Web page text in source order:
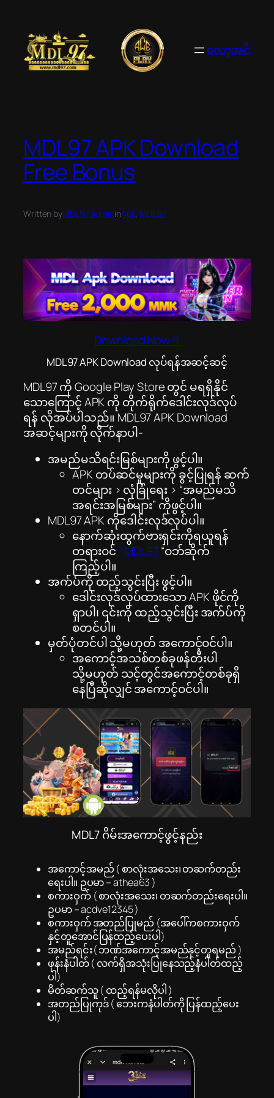
content
လော့အင်
MDL97 APK Download
Free Bonus
Written byMDL97 admininApk, MDL97
Download Now !!
MDL97 APK Download လုပ်ရန်အဆင့်ဆင့်
MDL97 ကို Google Play Store တွင် မရရှိနိုင်
သောကြောင့် APK ကို တိုက်ရိုက်ဒေါင်းလုဒ်လုပ်
ရန် လိုအပ်ပါသည်။ MDL97 APK Download
အဆင့်များကို လိုက်နာပါ-
အမည်မသိရင်းမြစ်များကို ဖွင့်ပါ။
APK တပ်ဆင်မှုများကို ခွင့်ပြုရန် ဆက်
တင်များ > လုံခြုံရေး > “အမည်မသိ
အရင်းအမြစ်များ” ကိုဖွင့်ပါ။
MDL97 APK ကိုဒေါင်းလုဒ်လုပ်ပါ။
နောက်ဆုံးထွက်ဗားရှင်းကိုရယူရန်
တရားဝင် ” MDL97“ဝဘ်ဆိုက်
ကြည့်ပါ။
အက်ပ်ကို ထည့်သွင်းပြီး ဖွင့်ပါ။
ဒေါင်းလုဒ်လုပ်ထားသော APK ဖိုင်ကို
ရှာပါ၊ ၎င်းကို ထည့်သွင်းပြီး အက်ပ်ကို
စတင်ပါ။
မှတ်ပုံတင်ပါ သို့မဟုတ် အကောင့်ဝင်ပါ။
အကောင့်အသစ်တစ်ခုဖန်တီးပါ
သို့မဟုတ် သင့်တွင်အကောင့်တစ်ခုရှိ
နေပြီဆိုလျှင် အကောင့်ဝင်ပါ။
MDL7 ဂိမ်းအကောင့်ဖွင့်နည်း
အကောင့်အမည် ( စာလုံးအသေး၊ တဆက်တည်း
ရေးပါ။ ဥပမာ – athea63 )
စကားဝှက် ( စာလုံးအသေး၊ တဆက်တည်းရေးပါ။
ဥပမာ – acdve12345 )
စကားဝှက် အတည်ပြုမည် (အပေါ်ကစကားဝှက်
နှင့်တူအောင်ပြန်ထည့်ပေးပါ)
အမည်ရင်း( ဘဏ်အကောင့်အမည်နှင့်တူရမည် )
ဖုန်းနံပါတ် ( လက်ရှိအသုံးပြုနေသည့်နံပါတ်ထည့်
ပါ)
မိတ်ဆက်သူ ( ထည့်ရန်မလိုပါ )
အတည်ပြုကုဒ် ( ဘေးကနံပါတ်ကို ပြန်ထည့်ပေး
ပါ)